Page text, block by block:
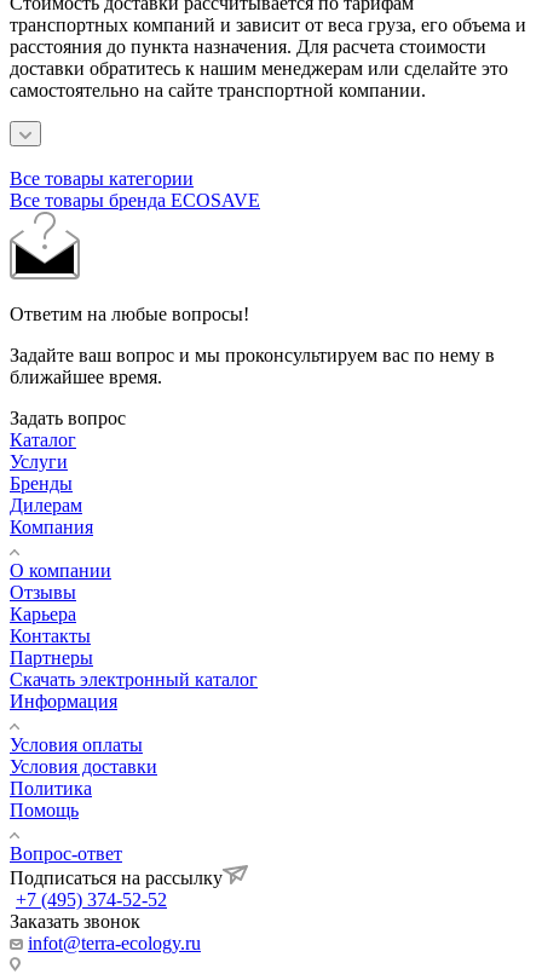
транспортных компаний и зависит от веса груза, его объема и
расстояния до пункта назначения. Для расчета стоимости
доставки обратитесь к нашим менеджерам или сделайте это
самостоятельно на сайте транспортной компании.
Все товары категории
Все товары бренда ECOSAVE
Ответим на любые вопросы!
Задайте ваш вопрос и мы проконсультируем вас по нему в
ближайшее время.
Задать вопрос
Каталог
Услуги
Бренды
Дилерам
Компания
О компании
Отзывы
Карьера
Контакты
Партнеры
Скачать электронный каталог
Информация
Условия оплаты
Условия доставки
Политика
Помощь
Вопрос-ответ
Подписаться на рассылку
+7 (495) 374-52-52
Заказать звонок
infot@terra-ecology.ru